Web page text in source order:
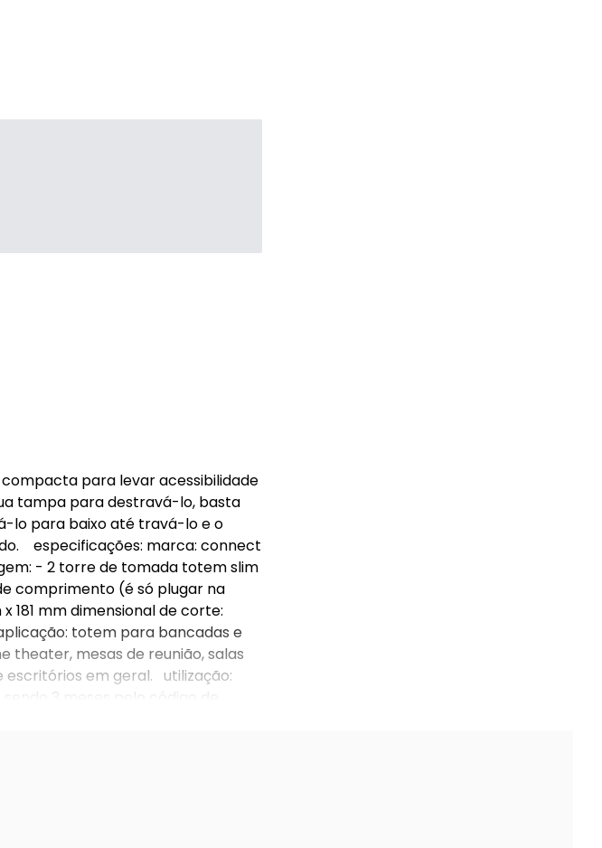
para levar acessibilidade
tampa para destravá-lo, basta
lo para baixo até travá-lo e o
especificações: marca: connect
- 2 torre de tomada totem slim
comprimento (é só plugar na
mm dimensional de corte:
totem para bancadas e
theater, mesas de reunião, salas
escritórios em geral. utilização:
3 meses pelo código de